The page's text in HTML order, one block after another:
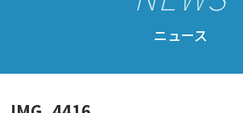
ニュース